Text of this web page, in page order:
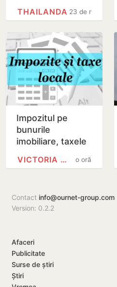
după ce un elev
deschis…
23 de minute
THAILANDA
Impozitul pe
bunurile
imobiliare, taxele
rutiere.
o oră
VICTORIA BELOUS
Contact info@ournet-group.com
Version: 0.2.2
Afaceri
Publicitate
Surse de știri
Știri